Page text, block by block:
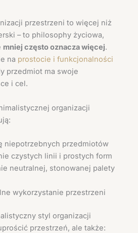
przestrzeni to więcej niż
– to philosophy życiowa,
mniej często oznacza więcej.
na prostocie i funkcjonalności
przedmiot ma swoje
i cel.
organizacji
niepotrzebnych przedmiotów
czystych linii i prostych form
neutralnej, stonowanej palety
wykorzystanie przestrzeni
styl organizacji
przestrzeń, ale także: